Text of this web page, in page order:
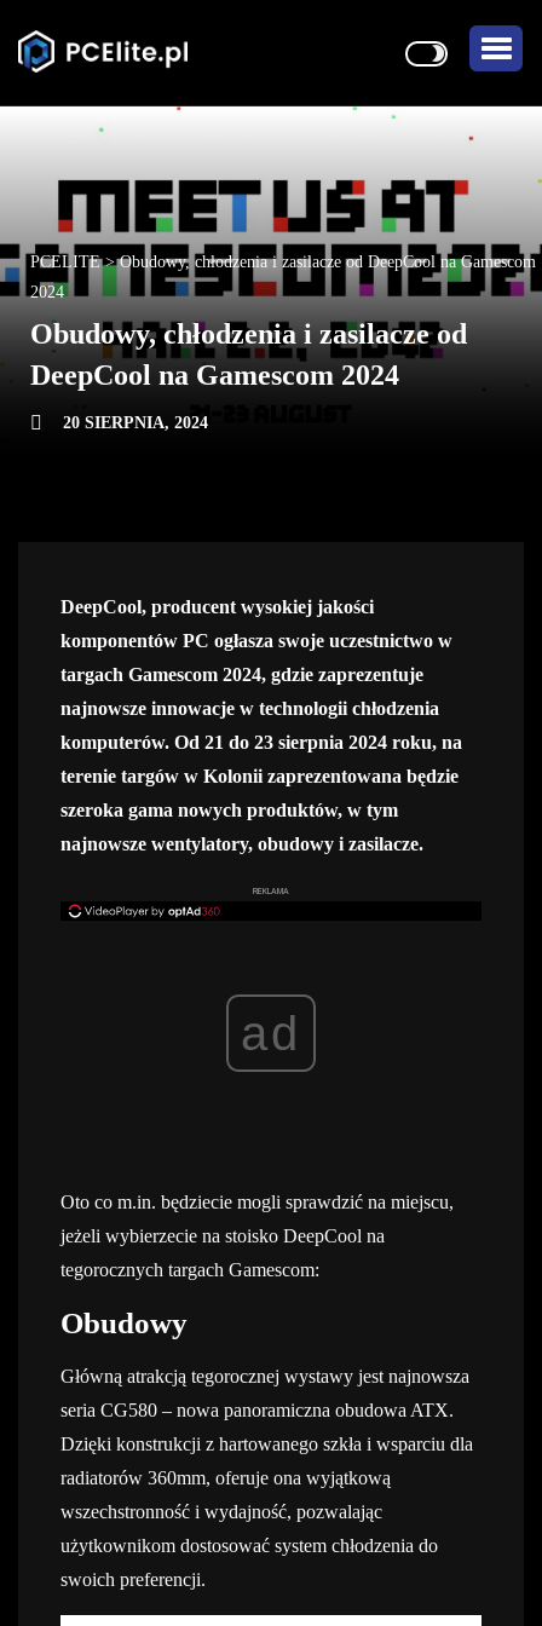
PCELITE>Obudowy, chłodzenia i zasilacze od DeepCool na Gamescom
2024
Obudowy, chłodzenia i zasilacze od
DeepCool na Gamescom 2024
20 SIERPNIA, 2024
DeepCool, producent wysokiej jakości
komponentów PC ogłasza swoje uczestnictwo w
targach Gamescom 2024, gdzie zaprezentuje
najnowsze innowacje w technologii chłodzenia
komputerów. Od 21 do 23 sierpnia 2024 roku, na
terenie targów w Kolonii zaprezentowana będzie
szeroka gama nowych produktów, w tym
najnowsze wentylatory, obudowy i zasilacze.
REKLAMA
ad
Oto co m.in. będziecie mogli sprawdzić na miejscu,
jeżeli wybierzecie na stoisko DeepCool na
tegorocznych targach Gamescom:
Obudowy
Główną atrakcją tegorocznej wystawy jest najnowsza
seria CG580 – nowa panoramiczna obudowa ATX.
Dzięki konstrukcji z hartowanego szkła i wsparciu dla
radiatorów 360mm, oferuje ona wyjątkową
wszechstronność i wydajność, pozwalając
użytkownikom dostosować system chłodzenia do
swoich preferencji.